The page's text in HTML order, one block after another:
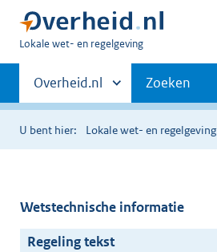
U
hier:
Lokale wet- en regelgeving
Primaire
navigatie
Andere
sites
binnen
Overheid.nl Zoeken
U bent hier: Lokale wet- en regelgeving
Wetstechnische informatie
Regeling tekst